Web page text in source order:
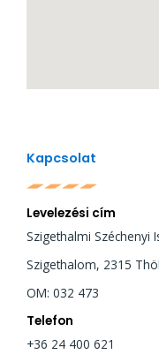
Kapcsolat
Levelezési cím
Szigethalmi Széchenyi
Szigethalom, 2315
OM: 032 473
Telefon
+36 24 400 621